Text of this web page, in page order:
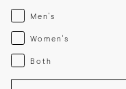
Menswear
Men's
Womenswear
Women's
Both
Both
Enter your email adress